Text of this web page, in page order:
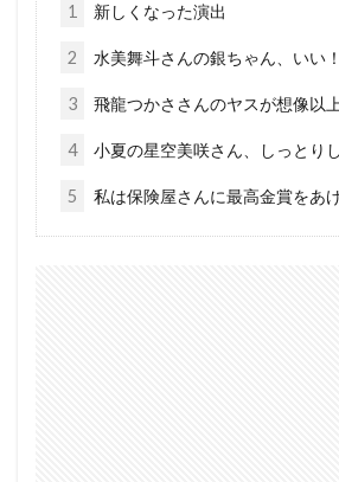
1 新しくなった演出
2 水美舞斗さんの銀ちゃん、いい！
3 飛龍つかささんのヤスが想像以
4 小夏の星空美咲さん、しっとり
5 私は保険屋さんに最高金賞をあげ